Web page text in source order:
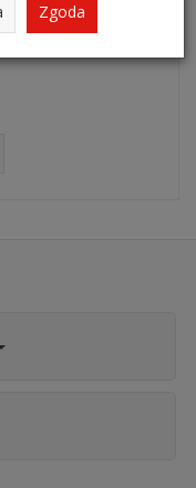
OFELIA GOLD
Zgoda